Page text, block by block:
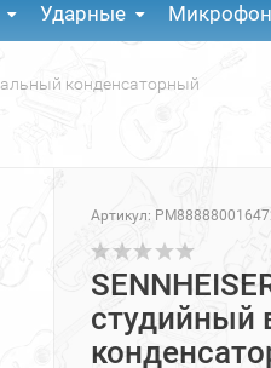
Ударные
конденсаторный
Артикул:
студийный